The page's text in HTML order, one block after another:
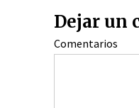
Dejar un
Comentarios